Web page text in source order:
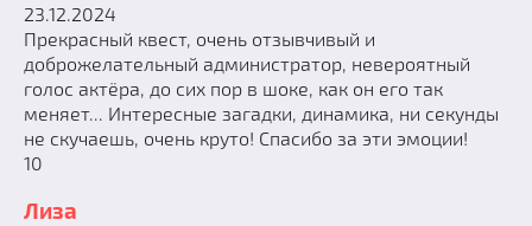
23.12.2024
Прекрасный квест, очень отзывчивый и
доброжелательный администратор, невероятный
голос актёра, до сих пор в шоке, как он его так
меняет... Интересные загадки, динамика, ни секунды
не скучаешь, очень круто! Спасибо за эти эмоции!
10
Лиза